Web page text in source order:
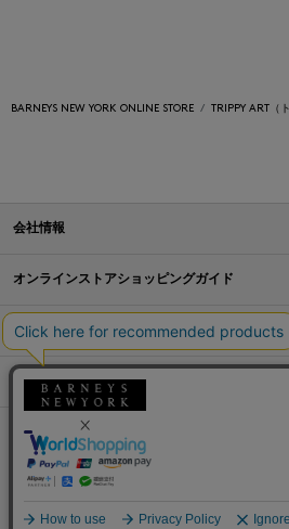
BARNEYS NEW YORK ONLINE STORE TRIPPY ART（
会社情報
オンラインストアショッピングガイド
店舗情報
サービス